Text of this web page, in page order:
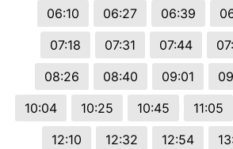
06:10 06:27 06:39
07:18
07:31 07:44
08:26
08:40 09:01
10:04
10:25 10:45 11:05
12:10
12:32 12:54